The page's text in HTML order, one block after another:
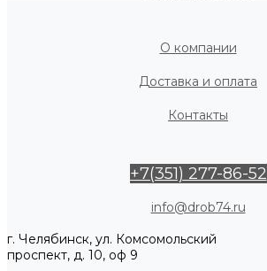
О компании
Доставка и оплата
Контакты
+7(351) 277-86-52
info@drob74.ru
г. Челябинск, ул. Комсомольский
проспект, д. 10, оф 9